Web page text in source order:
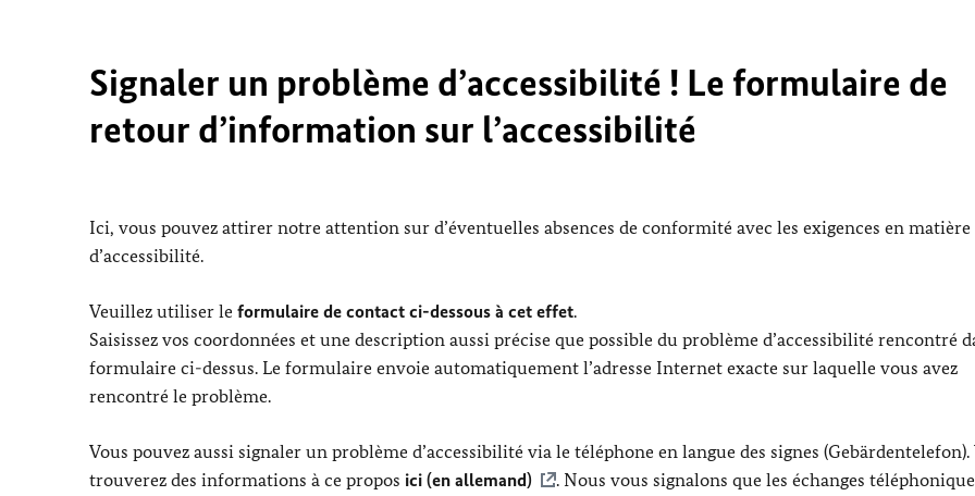
Signaler un problème d’accessibilité ! Le formulaire de
retour d’information sur l’accessibilité
Ici, vous pouvez attirer notre attention sur d’éventuelles absences de conformité avec les exigences en matière
d’accessibilité.
Veuillez utiliser le formulaire de contact ci-dessous à cet effet.
Saisissez vos coordonnées et une description aussi précise que possible du problème d’accessibilité rencontré
formulaire ci-dessus. Le formulaire envoie automatiquement l’adresse Internet exacte sur laquelle vous avez
rencontré le problème.
Vous pouvez aussi signaler un problème d’accessibilité via le téléphone en langue des signes (Gebärdentelefon).
trouverez des informations à ce propos ici (en allemand)
. Nous vous signalons que les échanges